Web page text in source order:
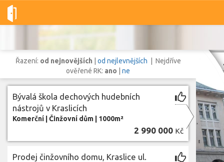
Dobré-nemovitosti.cz obec Kraslice, okres Sokolov,
Vše Pozemky
okres Sokolov, Karlovarský kraj
Řazení: od nejnovějších od nejlevnějších | Nejdříve
ověřené RK: ano ne
Bývalá škola dechových hudebních
nástrojů v Kraslicích
Komerční Činžovní dům 1000m²
2 990 000 Kč
Prodej činžovního domu, Kraslice ul.